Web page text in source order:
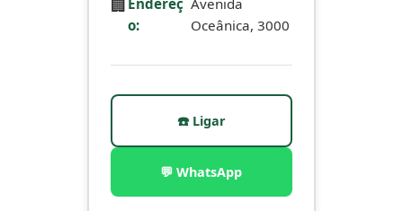
🏢 Endereç
o:
Avenida
Oceânica, 3000
☎️ Ligar
💬 WhatsApp